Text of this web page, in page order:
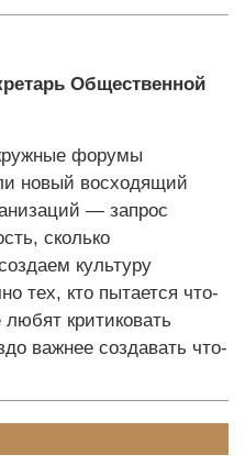
Общественной
форумы
новый восходящий
— запрос
сколько
культуру
тех, кто пытается что-
критиковать
важнее создавать что-